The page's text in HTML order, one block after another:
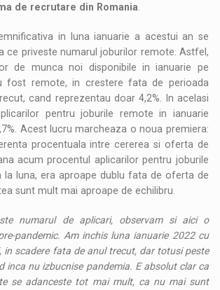
de recrutare din Romania
in luna ianuarie a acestui an se
ce priveste numarul joburilor remote. Astfel,
de munca noi disponibile in ianuarie pe
fost remote, in crestere fata de perioada
cand reprezentau doar 4,2%. In acelasi
pentru joburile remote in ianuarie
Acest lucru marcheaza o noua premiera:
procentuala intre cererea si oferta de
acum procentul aplicarilor pentru joburile
la luna, era aproape dublu fata de oferta de
sunt mult mai aproape de echilibru.
numarul de aplicari, observam si aici o
pandemic. Am inchis luna ianuarie 2022 cu
in scadere fata de anul trecut, dar totusi peste
inca nu izbucnise pandemia. E absolut clar ca
se adanceste tot mai mult, ca nu mai sunt